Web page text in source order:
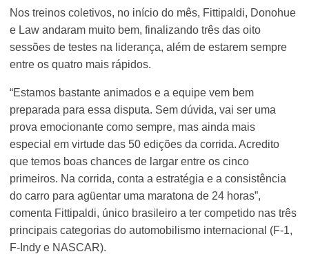
Nos treinos coletivos, no início do mês, Fittipaldi, Donohue
e Law andaram muito bem, finalizando três das oito
sessões de testes na liderança, além de estarem sempre
entre os quatro mais rápidos.
“Estamos bastante animados e a equipe vem bem
preparada para essa disputa. Sem dúvida, vai ser uma
prova emocionante como sempre, mas ainda mais
especial em virtude das 50 edições da corrida. Acredito
que temos boas chances de largar entre os cinco
primeiros. Na corrida, conta a estratégia e a consistência
do carro para agüentar uma maratona de 24 horas”,
comenta Fittipaldi, único brasileiro a ter competido nas três
principais categorias do automobilismo internacional (F-1,
F-Indy e NASCAR).